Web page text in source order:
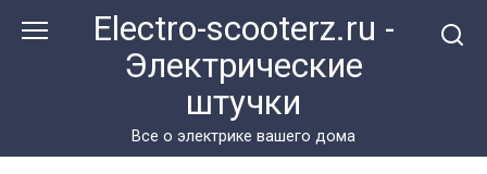
Electro-scooterz.ru -
Электрические
штучки
Все о электрике вашего дома